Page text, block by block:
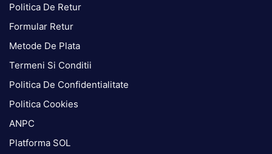
Politica De Retur
Formular Retur
Metode De Plata
Termeni Si Conditii
Politica De Confidentialitate
Politica Cookies
ANPC
Platforma SOL